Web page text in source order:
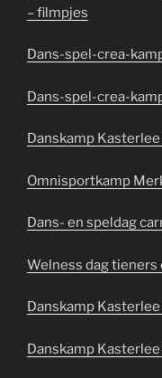
– filmpjes
Dans-spel-crea-
Dans-spel-crea-
Danskamp
Omnisportkamp
Dans- en speldag
Welness dag tieners
Danskamp
Danskamp Kasterlee